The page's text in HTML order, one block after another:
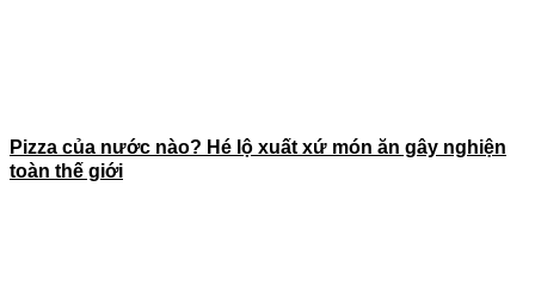
Pizza của nước nào? Hé lộ xuất xứ món ăn gây nghiện
toàn thế giới